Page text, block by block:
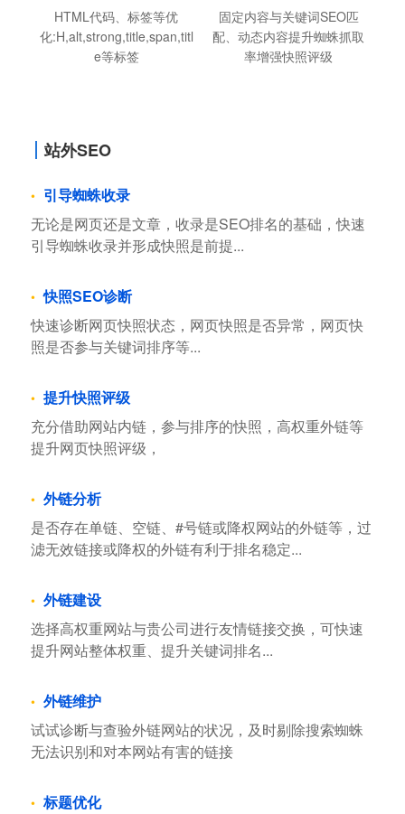
HTML代码、标签等优
化:H,alt,strong,title,span,titl
e等标签
固定内容与关键词SEO匹
配、动态内容提升蜘蛛抓取
率增强快照评级
站外SEO
引导蜘蛛收录
无论是网页还是文章，收录是SEO排名的基础，快速
引导蜘蛛收录并形成快照是前提...
快照SEO诊断
快速诊断网页快照状态，网页快照是否异常，网页快
照是否参与关键词排序等...
提升快照评级
充分借助网站内链，参与排序的快照，高权重外链等
提升网页快照评级，
外链分析
是否存在单链、空链、#号链或降权网站的外链等，过
滤无效链接或降权的外链有利于排名稳定...
外链建设
选择高权重网站与贵公司进行友情链接交换，可快速
提升网站整体权重、提升关键词排名...
外链维护
试试诊断与查验外链网站的状况，及时剔除搜索蜘蛛
无法识别和对本网站有害的链接
标题优化